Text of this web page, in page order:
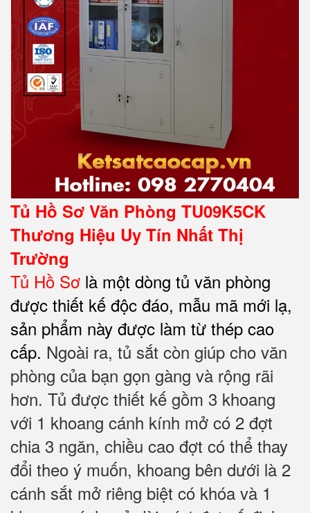
Tủ Hồ Sơ Văn Phòng TU09K5CK
Thương Hiệu Uy Tín Nhất Thị
Trường
Tủ Hồ Sơ là một dòng tủ văn phòng
được thiết kế độc đáo, mẫu mã mới lạ,
sản phẩm này được làm từ thép cao
cấp. Ngoài ra, tủ sắt còn giúp cho văn
phòng của bạn gọn gàng và rộng rãi
hơn. Tủ được thiết kế gồm 3 khoang
với 1 khoang cánh kính mở có 2 đợt
chia 3 ngăn, chiều cao đợt có thể thay
đổi theo ý muốn, khoang bên dưới là 2
cánh sắt mở riêng biệt có khóa và 1